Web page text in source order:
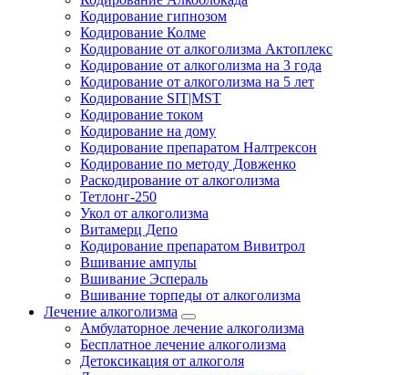
Кодирование гипнозом
Кодирование Колме
Кодирование от алкоголизма Актоплекс
Кодирование от алкоголизма на 3 года
Кодирование от алкоголизма на 5 лет
Кодирование SIT|MST
Кодирование током
Кодирование на дому
Кодирование препаратом Налтрексон
Кодирование по методу Довженко
Раскодирование от алкоголизма
Тетлонг-250
Укол от алкоголизма
Витамерц Депо
Кодирование препаратом Вивитрол
Вшивание ампулы
Вшивание Эспераль
Вшивание торпеды от алкоголизма
Лечение алкоголизма
Амбулаторное лечение алкоголизма
Бесплатное лечение алкоголизма
Детоксикация от алкоголя